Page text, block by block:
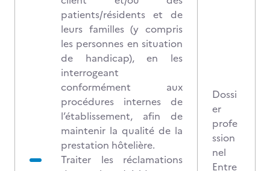
patients/résidents et de
leurs familles (y compris
les personnes en situation
de handicap), en les
interrogeant
conformément aux
procédures internes de
l’établissement, afin de
maintenir la qualité de la
prestation hôtelière.
Traiter les réclamations
Dossi
er
profe
ssion
nel
Entre